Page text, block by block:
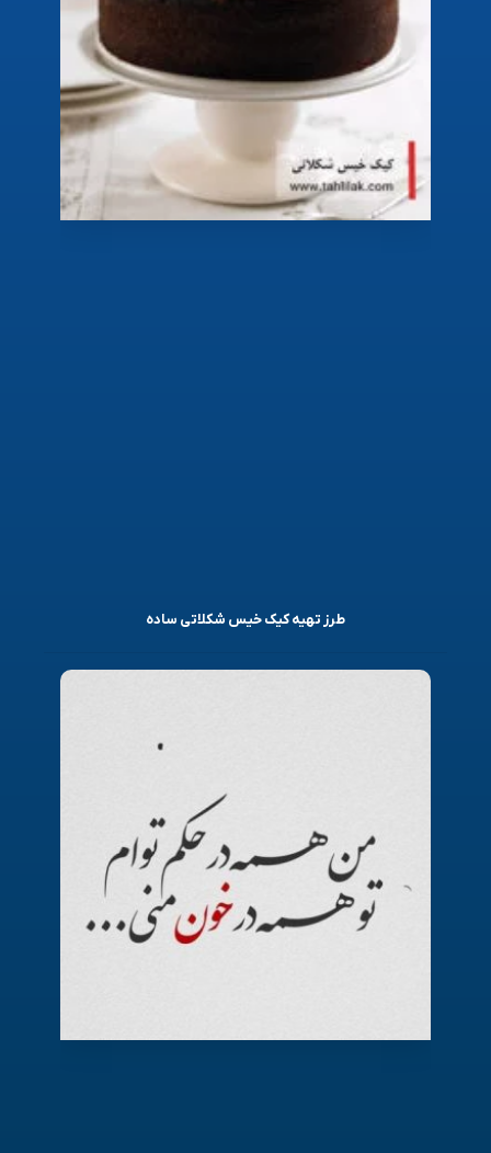
طرز تهیه کیک خیس شکلاتی ساده